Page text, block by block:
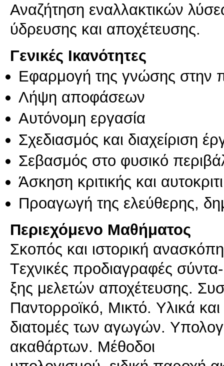
Αναζήτηση εναλλακτικών
ύδρευσης και αποχέτευσης.
Γενικές Ικανότητες
Εφαρμογή της γνώσης στην
Λήψη αποφάσεων
Αυτόνομη εργασία
Σχεδιασμός και διαχείριση
Σεβασμός στο φυσικό
Άσκηση κριτικής και
Προαγωγή της ελεύθερης,
Περιεχόμενο Μαθήματος
Σκοπός και ιστορική
Tεχνικές προδιαγραφές σύντα-
ξης μελετών αποχέτευσης.
Παντορροϊκό, Mικτό. Yλικά και
διατομές των αγωγών.
ακαθάρτων. Mέθοδοι